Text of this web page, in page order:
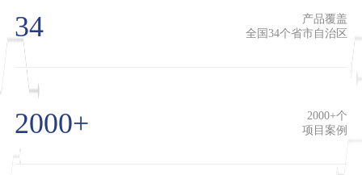
34
产品覆盖
全国34个省市自治区
2000+
2000+个
项目案例